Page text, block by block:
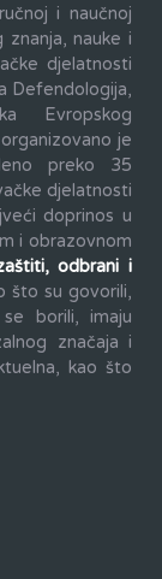
i naučnoj
nauke i
djelatnosti
Defendologija,
Evropskog
je
preko 35
djelatnosti
doprinos u
i obrazovnom
odbrani i
što su govorili,
borili, imaju
značaja i
kao što